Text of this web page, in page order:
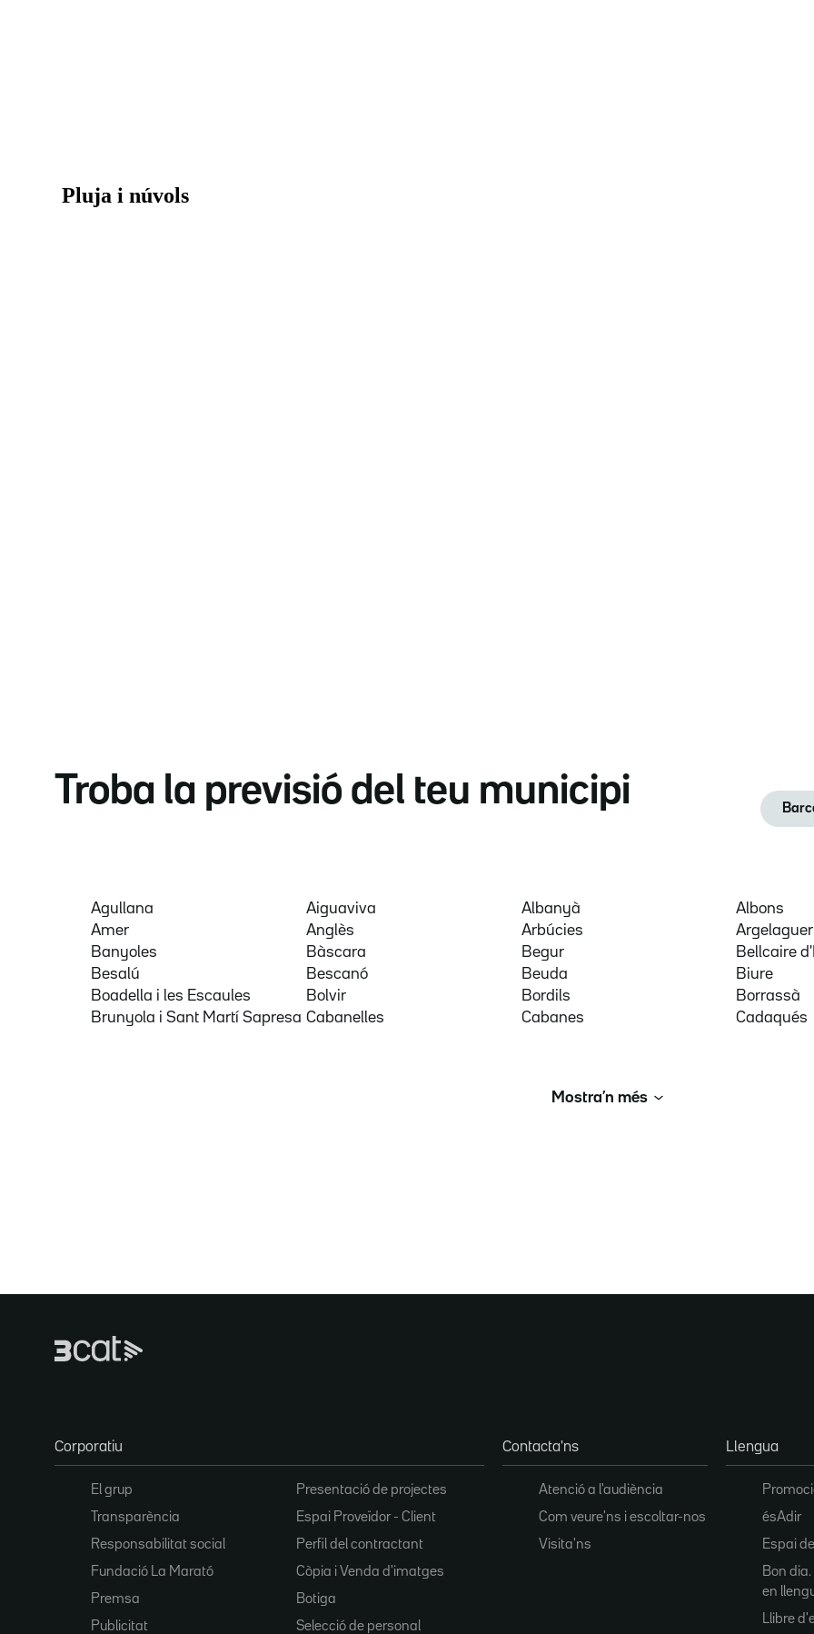
Troba la previsió del teu municipi
Agullana Aiguaviva Albanyà Albons
Amer
Anglès Arbúcies Argelaguer
Banyoles
Bàscara Begur Bellcaire
Besalú
Bescanó Beuda Biure
Boadella i les Escaules
Bolvir Bordils Borrassà
Brunyola i Sant Martí Sapresa Cabanelles Cabanes Cadaqués
Mostra’n més
Corporatiu
El grup
Transparència
Responsabilitat social
Fundació La Marató
Premsa
Publicitat
Presentació de projectes
Espai Proveïdor - Client
Perfil del contractant
Còpia i Venda d'imatges
Botiga
Selecció de personal
Contacta'ns
Atenció a l'audiència
Com veure'ns i escoltar-nos
Visita'ns
Llengua
ésAdir
Espai
Bon
en
Llibre